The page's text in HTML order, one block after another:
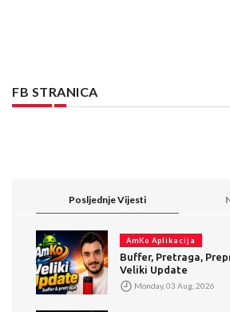
FB STRANICA
Posljednje Vijesti
AmKo Aplikacija
Buffer, Pretraga,
Veliki Update
Monday, 03 Aug, 2026